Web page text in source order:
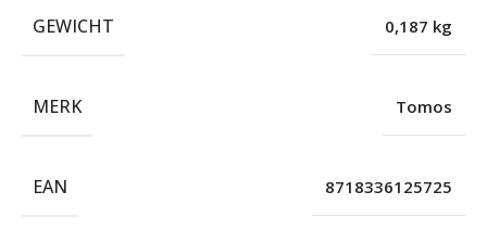
GEWICHT 0,187 kg
MERK Tomos
EAN 8718336125725